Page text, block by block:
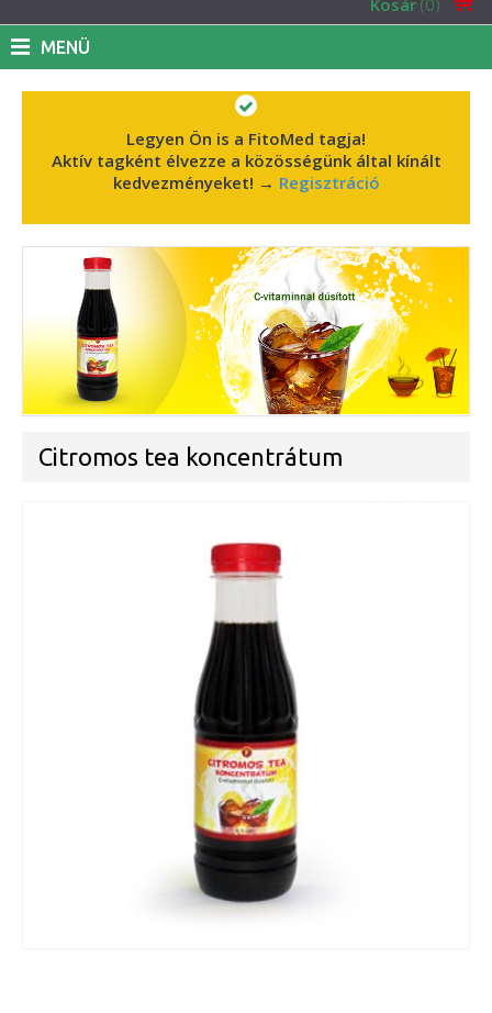
Kosár (0)
MENÜ
Legyen Ön is a FitoMed tagja!
Aktív tagként élvezze a közösségünk által kínált
kedvezményeket! → Regisztráció
Citromos tea koncentrátum